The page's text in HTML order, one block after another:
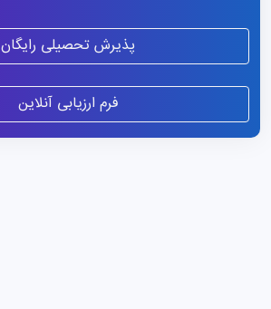
پذیرش تحصیلی رایگان
فرم ارزیابی آنلاین